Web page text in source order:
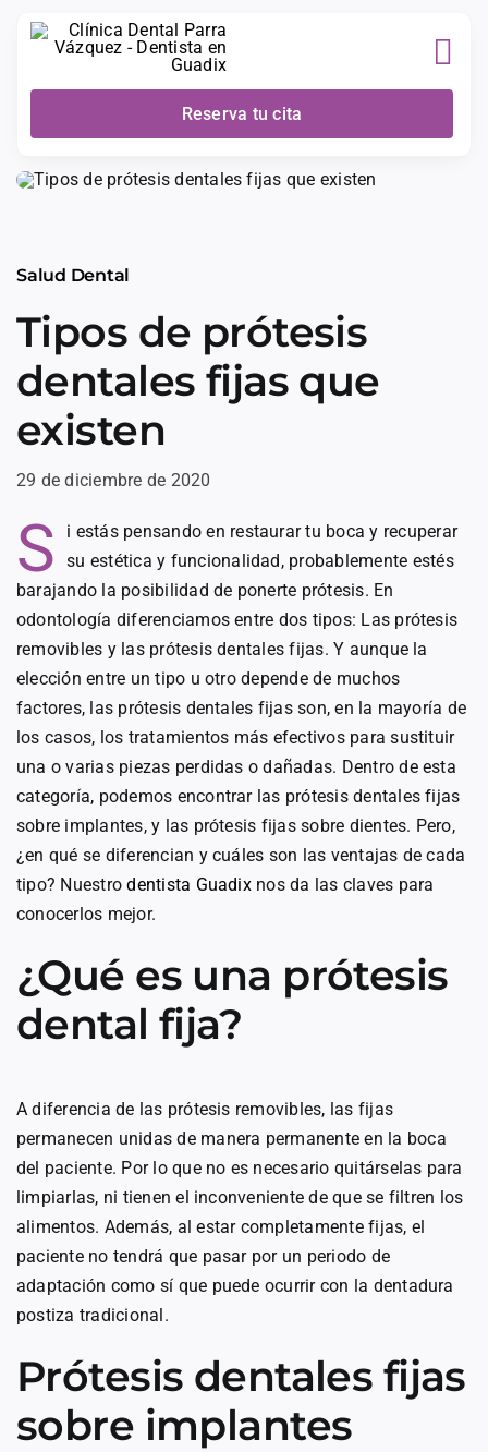
Reserva tu cita
Salud Dental
Tipos de prótesis
dentales fijas que
existen
29 de diciembre de 2020
S
i estás pensando en restaurar tu boca y recuperar
su estética y funcionalidad, probablemente estés
barajando la posibilidad de ponerte prótesis. En
odontología diferenciamos entre dos tipos: Las prótesis
removibles y las prótesis dentales fijas. Y aunque la
elección entre un tipo u otro depende de muchos
factores, las prótesis dentales fijas son, en la mayoría de
los casos, los tratamientos más efectivos para sustituir
una o varias piezas perdidas o dañadas. Dentro de esta
categoría, podemos encontrar las prótesis dentales fijas
sobre implantes, y las prótesis fijas sobre dientes. Pero,
¿en qué se diferencian y cuáles son las ventajas de cada
tipo? Nuestrodentista Guadixnos da las claves para
conocerlos mejor.
¿Qué es una prótesis
dental fija?
A diferencia de las prótesis removibles, las fijas
permanecen unidas de manera permanente en la boca
del paciente. Por lo que no es necesario quitárselas para
limpiarlas, ni tienen el inconveniente de que se filtren los
alimentos. Además, al estar completamente fijas, el
paciente no tendrá que pasar por un periodo de
adaptación como sí que puede ocurrir con la dentadura
postiza tradicional.
Prótesis dentales fijas
sobre implantes